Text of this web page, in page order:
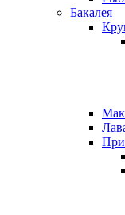
Бакалея